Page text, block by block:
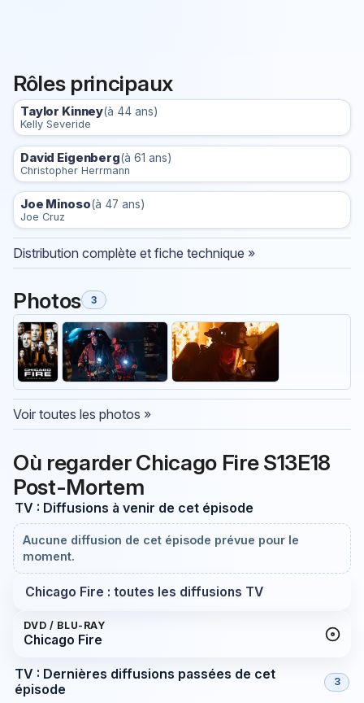
Rôles principaux
Taylor Kinney(à 44 ans)
Kelly Severide
David Eigenberg(à 61 ans)
Christopher Herrmann
Joe Minoso(à 47 ans)
Joe Cruz
Distribution complète et fiche technique »
Photos 3
Voir toutes les photos »
Où regarder Chicago Fire S13E18
Post-Mortem
TV : Diffusions à venir de cet épisode
Aucune diffusion de cet épisode prévue pour le
moment.
Chicago Fire : toutes les diffusions TV
DVD / BLU-RAY
Chicago Fire
TV : Dernières diffusions passées de cet
épisode
3